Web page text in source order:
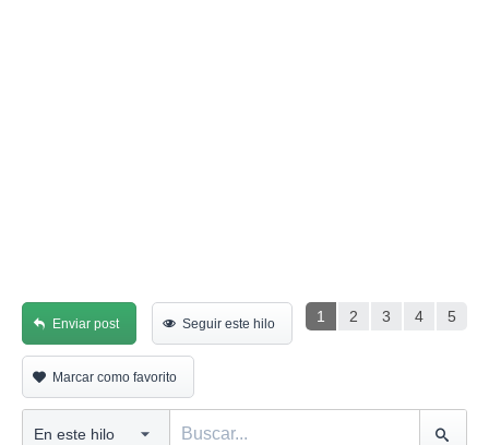
1 2 3 4 5
Enviar post Seguir este hilo
Marcar como favorito